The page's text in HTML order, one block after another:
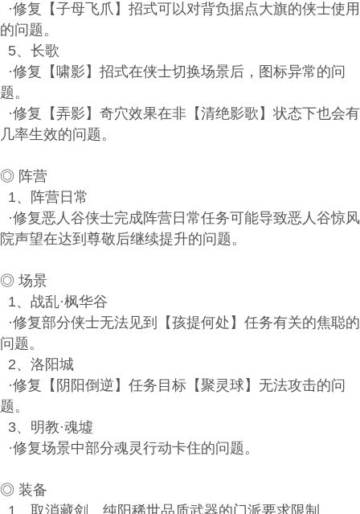
·修复【子母飞爪】招式可以对背负据点大旗的侠士使用
的问题。
5、长歌
·修复【啸影】招式在侠士切换场景后，图标异常的问
题。
·修复【弄影】奇穴效果在非【清绝影歌】状态下也会有
几率生效的问题。
◎ 阵营
1、阵营日常
·修复恶人谷侠士完成阵营日常任务可能导致恶人谷惊风
院声望在达到尊敬后继续提升的问题。
◎ 场景
1、战乱·枫华谷
·修复部分侠士无法见到【孩提何处】任务有关的焦聪的
问题。
2、洛阳城
·修复【阴阳倒逆】任务目标【聚灵球】无法攻击的问
题。
3、明教·魂墟
·修复场景中部分魂灵行动卡住的问题。
◎ 装备
1、取消藏剑、纯阳稀世品质武器的门派要求限制。